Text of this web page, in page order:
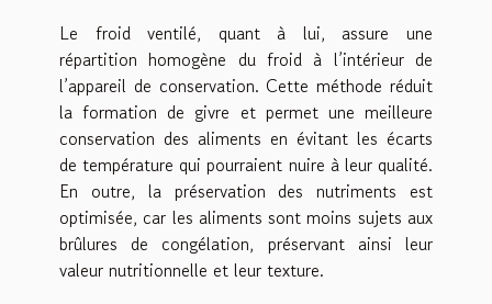
Le froid ventilé, quant à lui, assure une
répartition homogène du froid à l’intérieur de
l’appareil de conservation. Cette méthode réduit
la formation de givre et permet une meilleure
conservation des aliments en évitant les écarts
de température qui pourraient nuire à leur qualité.
En outre, la préservation des nutriments est
optimisée, car les aliments sont moins sujets aux
brûlures de congélation, préservant ainsi leur
valeur nutritionnelle et leur texture.